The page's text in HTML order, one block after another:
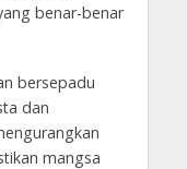
benar-benar
bersepadu
dan
mangsa